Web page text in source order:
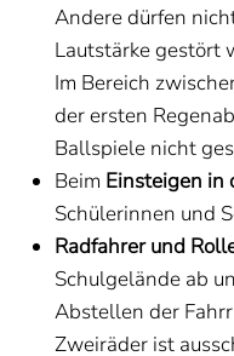
Andere dürfen
Lautstärke gestört
Im Bereich
der ersten
Ballspiele nicht
Beim Einsteigen in
Schülerinnen und
Radfahrer und
Schulgelände ab
Abstellen der
Zweiräder ist